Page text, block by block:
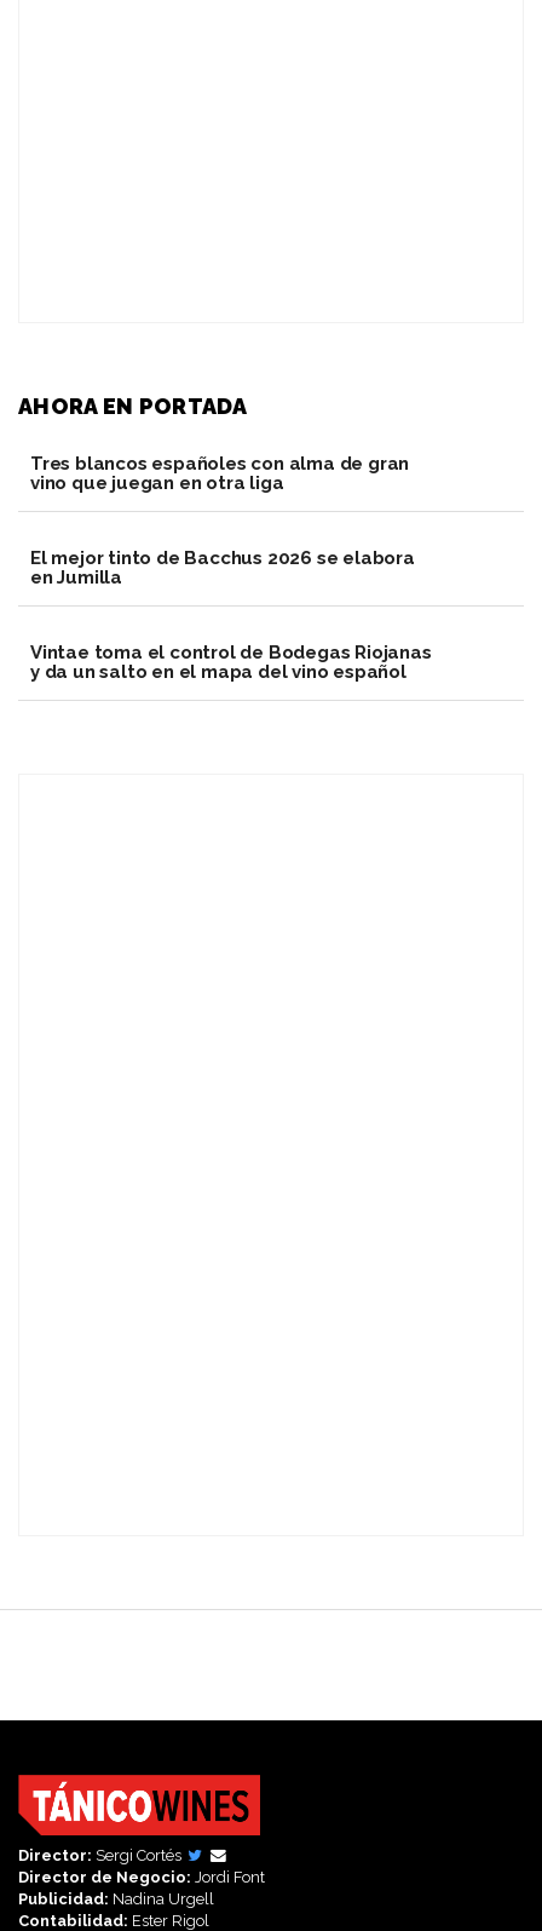
AHORA EN PORTADA
Tres blancos españoles con alma de gran
vino que juegan en otra liga
El mejor tinto de Bacchus 2026 se elabora
en Jumilla
Vintae toma el control de Bodegas Riojanas
y da un salto en el mapa del vino español
Director: Sergi Cortés
Director de Negocio: Jordi Font
Publicidad: Nadina Urgell
Contabilidad: Ester Rigol